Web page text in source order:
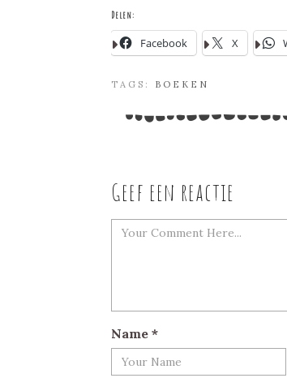
Delen:
Facebook X
TAGS: BOEKEN
Geef een reactie
Name *